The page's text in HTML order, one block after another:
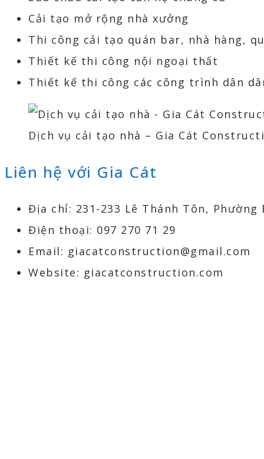
Cải tạo mở rộng nhà xưởng
Thi công cải tạo quán bar, nhà hàng,
Thiết kế thi công nội ngoại thất
Thiết kế thi công các công trình dân
Dịch vụ cải tạo nhà – Gia Cát
Liên hệ với Gia Cát
Địa chỉ: 231-233 Lê Thánh Tôn, Phường
Điện thoại: 097 270 71 29
Email: giacatconstruction@gmail.com
Website: giacatconstruction.com